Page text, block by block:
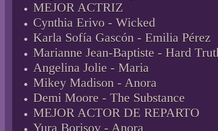
MEJOR ACTRIZ
Cynthia Erivo - Wicked
Karla Sofía Gascón - Emilia Pérez
Marianne Jean-Baptiste - Hard
Angelina Jolie - Maria
Mikey Madison - Anora
Demi Moore - The Substance
MEJOR ACTOR DE REPARTO
Yura Borisov - Anora